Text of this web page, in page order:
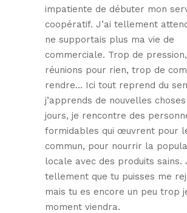
impatiente de débuter mon
coopératif. J’ai tellement
ne supportais plus ma vie de
commerciale. Trop de
réunions pour rien, trop de
rendre… Ici tout reprend du
j’apprends de nouvelles
jours, je rencontre des
formidables qui œuvrent pour
commun, pour nourrir la
locale avec des produits sains.
tellement que tu puisses me
mais tu es encore un peu trop
moment viendra.